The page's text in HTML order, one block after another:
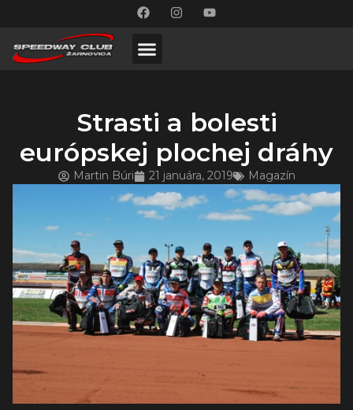
Strasti a bolesti
európskej plochej dráhy
Martin Búri 21 januára, 2019 Magazín